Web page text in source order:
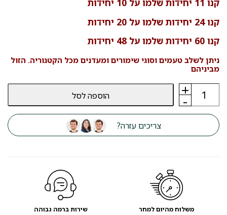
קנו 11 יחידות שלמו על 10 יחידות
קנו 24 יחידות שלמו על 20 יחידות
קנו 60 יחידות שלמו על 48 יחידות
ניתן לשלב טעמים וסוגי שימורים ומעדנים מכל הקטגוריה. הזול
מביניהם
-
כמות
שימור
לכלב
פלאז‘יר
PLAISIR
הודו
+ הוספה לסל
צריכים עזרה?
משלוח מהיום למחר שירות ברמה גבוהה